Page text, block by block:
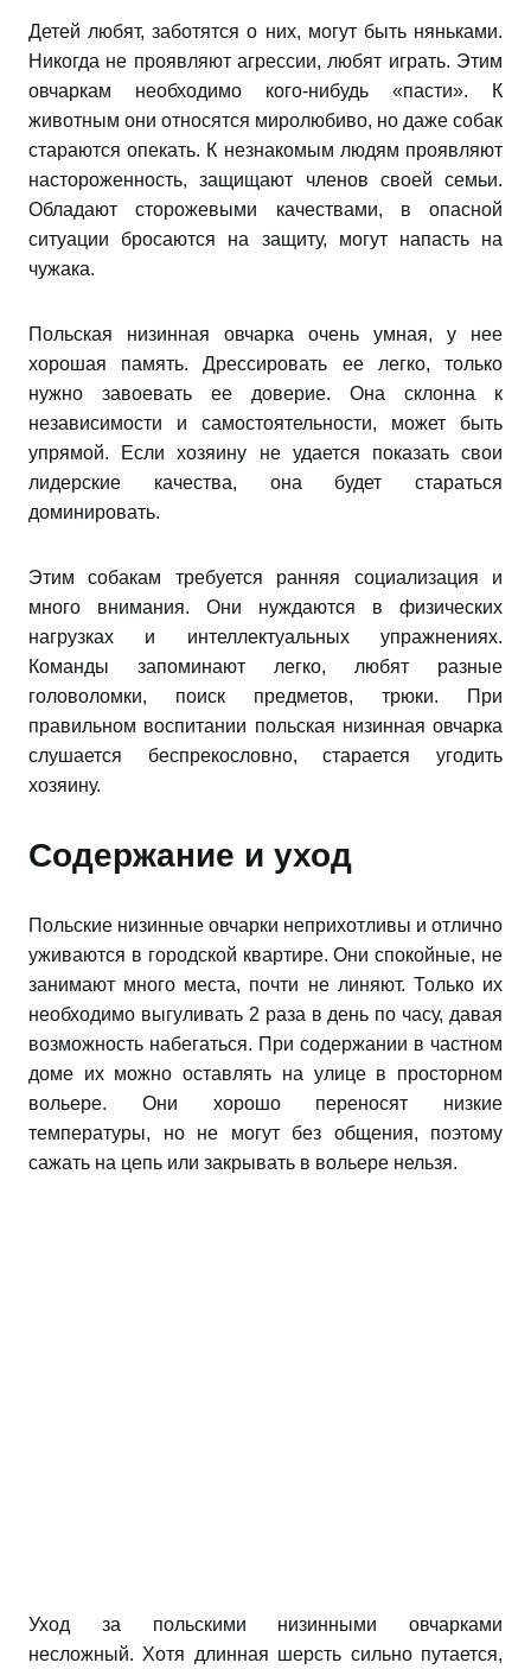
Детей любят, заботятся о них, могут быть няньками.
Никогда не проявляют агрессии, любят играть. Этим
овчаркам необходимо кого-нибудь «пасти». К
животным они относятся миролюбиво, но даже собак
стараются опекать. К незнакомым людям проявляют
настороженность, защищают членов своей семьи.
Обладают сторожевыми качествами, в опасной
ситуации бросаются на защиту, могут напасть на
чужака.
Польская низинная овчарка очень умная, у нее
хорошая память. Дрессировать ее легко, только
нужно завоевать ее доверие. Она склонна к
независимости и самостоятельности, может быть
упрямой. Если хозяину не удается показать свои
лидерские качества, она будет стараться
доминировать.
Этим собакам требуется ранняя социализация и
много внимания. Они нуждаются в физических
нагрузках и интеллектуальных упражнениях.
Команды запоминают легко, любят разные
головоломки, поиск предметов, трюки. При
правильном воспитании польская низинная овчарка
слушается беспрекословно, старается угодить
хозяину.
Содержание и уход
Польские низинные овчарки неприхотливы и отлично
уживаются в городской квартире. Они спокойные, не
занимают много места, почти не линяют. Только их
необходимо выгуливать 2 раза в день по часу, давая
возможность набегаться. При содержании в частном
доме их можно оставлять на улице в просторном
вольере. Они хорошо переносят низкие
температуры, но не могут без общения, поэтому
сажать на цепь или закрывать в вольере нельзя.
Уход за польскими низинными овчарками
несложный. Хотя длинная шерсть сильно путается,